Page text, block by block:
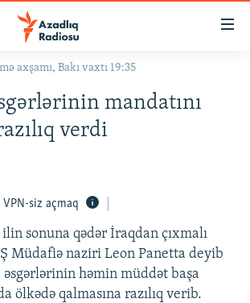
axşamı, Bakı vaxtı 19:35
mandatını
verdi
VPN-siz açmaq
sonuna qədər İraqdan çıxmalı
Müdafiə naziri Leon Panetta deyib
həmin müddət başa
ölkədə qalmasına razılıq verib.